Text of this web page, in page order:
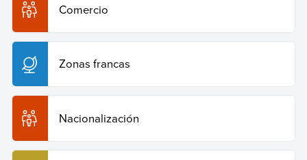
Comercio
Zonas francas
Nacionalización